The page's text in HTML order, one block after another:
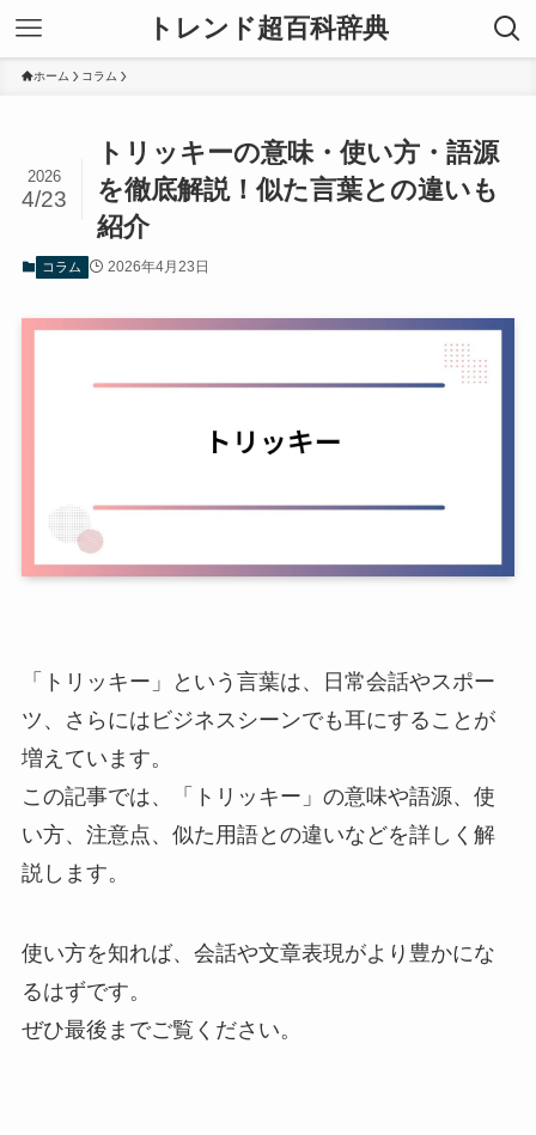
トレンド超百科辞典
ホーム コラム
トリッキーの意味・使い方・語源
を徹底解説！似た言葉との違いも
紹介
2026
4/23
コラム 2026年4月23日
「トリッキー」という言葉は、日常会話やスポー
ツ、さらにはビジネスシーンでも耳にすることが
増えています。
この記事では、「トリッキー」の意味や語源、使
い方、注意点、似た用語との違いなどを詳しく解
説します。
使い方を知れば、会話や文章表現がより豊かにな
るはずです。
ぜひ最後までご覧ください。